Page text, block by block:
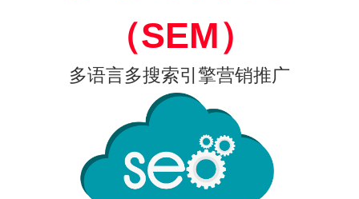
（SEM）
多语言多搜索引擎营销推广